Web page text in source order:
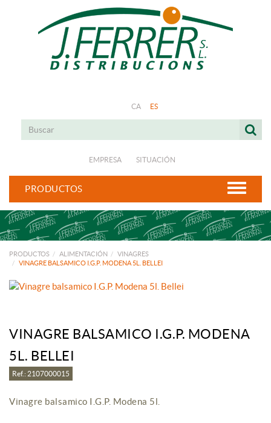
CA ES
EMPRESA SITUACIÓN
PRODUCTOS
PRODUCTOS ALIMENTACIÓN
VINAGRES
VINAGRE BALSAMICO I.G.P. MODENA 5L. BELLEI
VINAGRE BALSAMICO I.G.P. MODENA
5L. BELLEI
Ref.: 2107000015
Vinagre balsamico I.G.P. Modena 5l.